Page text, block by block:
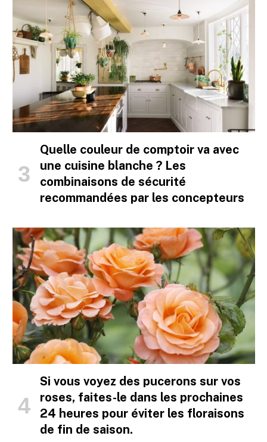
Quelle couleur de comptoir va avec
une cuisine blanche ? Les
combinaisons de sécurité
recommandées par les concepteurs
Si vous voyez des pucerons sur vos
roses, faites-le dans les prochaines
24 heures pour éviter les floraisons
de fin de saison.